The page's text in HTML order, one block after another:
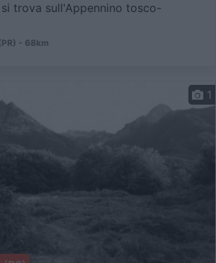
trova sull'Appennino tosco-
- 68km
1